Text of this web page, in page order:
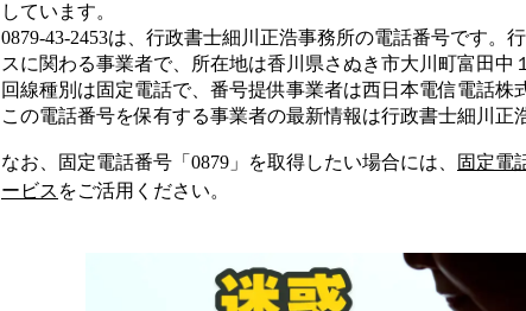
しています。
0879-43-2453は、 行政書士細川正浩事務所の電話番号です。
スに関わる事業者で、所在地は香川県さぬき市大川町富田中
回線種別は固定電話で、番号提供事業者は西日本電信電話株
この電話番号を保有する事業者の最新情報は行政書士細川正
なお、固定電話番号「 0879 」を取得したい場合には、
固定電
ービス をご活用ください。